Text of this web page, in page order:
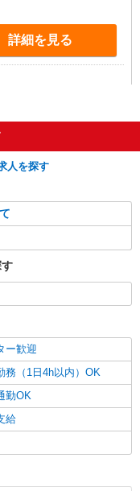
詳細を見る
チンスタッフ
（高校生含む）時給
年少者不可）時給1,375
年末年始手当有（時給
店 北海道札幌市西区
詳細を見る
務
円（資格・経験によ
9条5丁目
詳細を見る
円（資格・経験によ
人を探す
ー歓迎
務（1日4h以内）OK
勤OK
給